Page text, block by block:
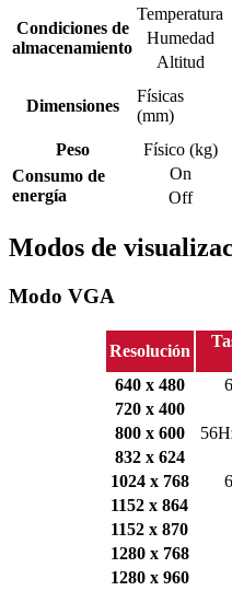
Condiciones de
almacenamiento
Temperatura
Humedad
Altitud
Dimensiones
Físicas
(mm)
Peso
Físico (kg)
Consumo de
energía
On
Off
Modos de
Modo VGA
Resolución
640 x 480
720 x 400
800 x 600
832 x 624
1024 x 768
1152 x 864
1152 x 870
1280 x 768
1280 x 960